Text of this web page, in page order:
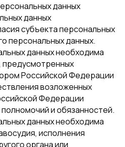
данных
данных
субъекта персональных
персональных данных.
данных необходима
предусмотренных
Российской Федерации
возложенных
Федерации
и обязанностей.
данных необходима
исполнения
органа или